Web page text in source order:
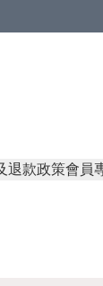
退款政策會員